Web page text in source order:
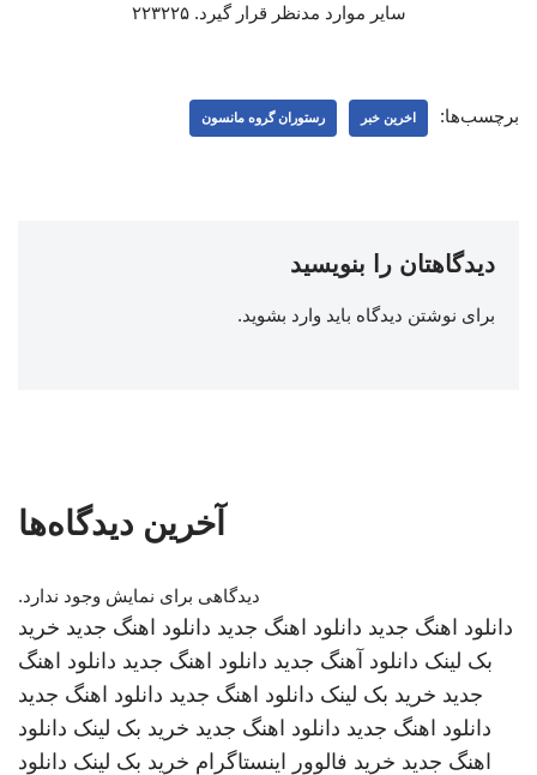
سایر موارد مدنظر قرار گیرد. ۲۲۳۲۲۵
برچسب‌ها: اخرین خبر رستوران گروه مانسون
دیدگاهتان را بنویسید
برای نوشتن دیدگاه باید وارد بشوید.
آخرین دیدگاه‌ها
دیدگاهی برای نمایش وجود ندارد.
دانلود اهنگ جدید دانلود اهنگ جدید دانلود اهنگ جدید خرید
بک لینک دانلود آهنگ جدید دانلود اهنگ جدید دانلود اهنگ
جدید خرید بک لینک دانلود اهنگ جدید دانلود اهنگ جدید
دانلود اهنگ جدید دانلود اهنگ جدید خرید بک لینک دانلود
اهنگ جدید خرید فالوور اینستاگرام خرید بک لینک دانلود